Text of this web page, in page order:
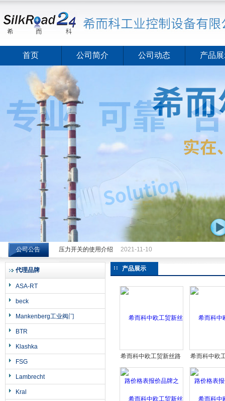
希而科工业控制设备（上海）有限公司
首页 公司简介 公司动态 产品
公司公告 压力开关的使用介绍 2021-11-10
代理品牌
ASA-RT
beck
Mankenberg工业阀门
BTR
Klashka
FSG
Lambrecht
Kral
产品展示
希而科中欧工贸新丝路
价格表报价品牌之
HYDAC全系列型号展
希而科中欧
价格表报
HYDAC全